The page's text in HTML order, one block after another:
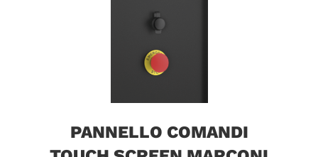
PANNELLO COMANDI